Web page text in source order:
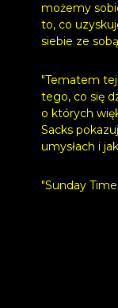
możemy
to, co
siebie ze
"Tematem tej
tego, co się
o których
Sacks
umysłach i
"Sunday